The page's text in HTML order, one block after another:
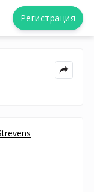
Регистрация